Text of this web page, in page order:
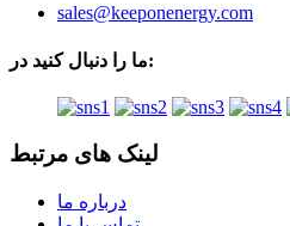
sales@keeponenergy.com
ما را دنبال کنید در:
لینک های مرتبط
درباره ما